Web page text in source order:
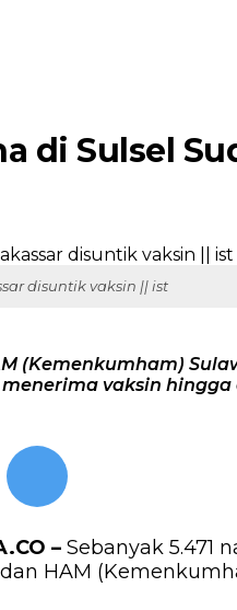
di Sulsel
disuntik vaksin || ist
(Kemenkumham)
vaksin hingga
– Sebanyak 5.471
HAM